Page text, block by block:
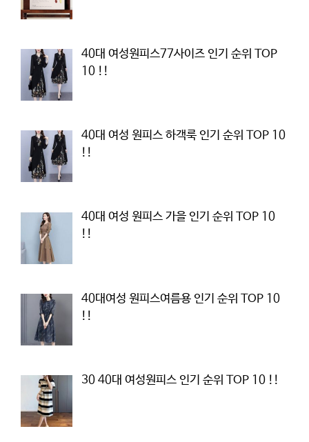
40대 여성원피스77사이즈 인기 순위 TOP
10 !!
40대 여성 원피스 하객룩 인기 순위 TOP 10
!!
40대 여성 원피스 가을 인기 순위 TOP 10
!!
40대여성 원피스여름용 인기 순위 TOP 10
!!
30 40대 여성원피스 인기 순위 TOP 10 !!